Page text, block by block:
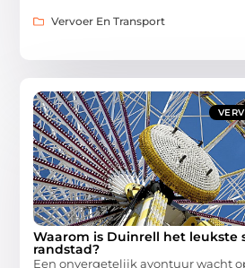
Vervoer En Transport
Waarom is Duinrell het leukste
randstad?
Een onvergetelijk avontuur wacht